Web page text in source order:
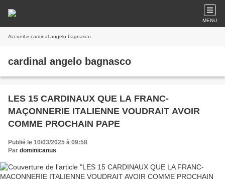
MENU
Accueil » cardinal angelo bagnasco
cardinal angelo bagnasco
LES 15 CARDINAUX QUE LA FRANC-
MAÇONNERIE ITALIENNE VOUDRAIT AVOIR
COMME PROCHAIN PAPE
Publié le 10/03/2025 à 09:58
Par dominicanus